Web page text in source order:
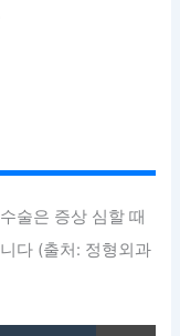
술은 증상 심할 때
다 (출처: 정형외과